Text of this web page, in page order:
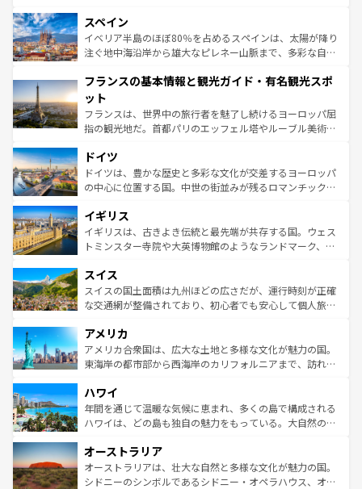
ろん、トスカーナの美しい田園風景やアマルフィ海岸の絶
景など、自然景観も見逃せない。観光の合間には、本場の
ピザやパスタなど、絶品のイタリア料理を堪能することも
ませてくれるイタリアで、忘れられない旅をしてみよう！
なお、新着のイタリア情報は
しい。
スペイン
イベリア半島のほぼ80％を占めるスペインは、太陽が降り
注ぐ地中海沿岸から雄大なピレネー山脈まで、多彩な自然
文化が根付くこの国では、情熱的なフラメンコ、熱気あふ
れる闘牛、そして美味しいタパスが生活の一部となってい
る。首都マドリードの洗練された雰囲気や、バルセロナの
アートに溢れた街角から、地方では古代ローマ遺跡や中世
せる。地方によって風土や気候が異なるスペインはその個
性で訪れる人を魅了する。 なお、新着のスペイン情報は コ
ンテンツ一覧を参照してほしい。
フランスの基本情報と観光ガイド・有名観光スポ
ット
フランスは、世界中の旅行者を魅了し続けるヨーロッパ屈
指の観光地だ。首都パリのエッフェル塔やルーブル美術館
で、幅広い魅力が詰まっている。華麗な宮殿、歴史的な大
聖堂、美しいビーチ、そして豊かな自然が、訪れる者を心
から魅了する。また、フランスは美食の国としても知ら
いる。シャンパンの発祥地であるランス、プロヴァンスの
香り高いラベンダー畑など、多彩な楽しみ方が可能だ。さ
らに、パリ以外の地域にも魅力が溢れており、どの街角に
れる地方に足を運ぶとそれぞれで全く異なる文化を体験で
きるだろう。 なお、新着のフランス情報はコンテンツ一覧
を参照してほしい。
ドイツ
ドイツは、豊かな歴史と多彩な文化が交差するヨーロッパ
の中心に位置する国。中世の街並みが残るロマンチック街
顔を持つこの国は、どこを歩いても飽きることがない。ベ
ルリンの文化的活気、バイエルン州のアルプスの絶景、そ
してライン川沿いのワイン畑といった風景は必見。ビール
は、お酒好きな人にはぜひ体験してほしい。 なお、新着の
ドイツ情報はコンテンツ一覧を参照してほしい。
イギリス
イギリスは、古きよき伝統と最先端が共存する国。ウェス
トミンスター寺院や大英博物館のようなランドマーク、歴
リアごとに異なる魅力がある。また、優雅なアフタヌーン
ティー、ビール好きにはたまらない英国パブ、サッカー観
戦など、本場だからこそできる体験も豊富。イギリスを旅
ンツ一覧を参照してほしい。
スイス
スイスの国土面積は九州ほどの広さだが、運行時刻が正確
な交通網が整備されており、初心者でも安心して個人旅行
の建物がそのまま残る町や、スイスならではのユニークな
博物館もあり、アルプス観光だけでなく町歩きも満喫する
ことができる。国民の所得が高いため物価も高いが、旅行
ば市内交通費無料で観光を楽しむこともできる。 なお、新
着のスイス情報はコンテンツ一覧 を参照してほしい。
アメリカ
アメリカ合衆国は、広大な土地と多様な文化が魅力の国。
東海岸の都市部から西海岸のカリフォルニアまで、訪れる
のような巨大都市は、観光、ショッピング、エンターテイ
ンメントが詰まった刺激的なスポットだ。一方、アメリカ
西部には大自然が広がり、グランドキャニオンやイエロー
部のニューオーリンズでは、音楽と美食が融合した独特の
文化が魅力。旅行者はアメリカの各地域で異なる魅力を楽
しみながら、その多様性と豊かな歴史を感じることができ
ハワイ
年間を通じて温暖な気候に恵まれ、多くの島で構成される
ハワイは、どの島も独自の魅力をもっている。大自然の神
ワイ島は見逃せない。また、定番の観光地といえばオアフ
島だが、静かな自然を求めるならマウイ島やカウアイ島が
おすすめ。エメラルドグリーンに輝く海をはじめ、豊かな
オーストラリア
オーストラリアは、壮大な自然と多様な文化が魅力の国。
シドニーのシンボルであるシドニー・オペラハウス、オー